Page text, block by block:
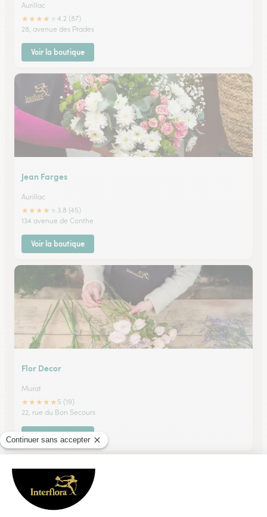
Aurillac
★★★★
4.2 (87)
28, avenue des Prades
Voir la boutique
Jean Farges
Aurillac
★★★★
3.8 (45)
134 avenue de Conthe
Voir la boutique
Flor Decor
Murat
★★★★★ 5 (19)
22, rue du Bon Secours
Voir la boutique
Ils ont fait livrer des fleurs ou une plante à